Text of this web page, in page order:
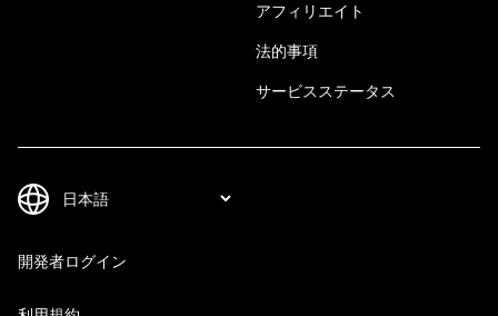
アフィリエイト
法的事項
サービスステータス
開発者ログイン